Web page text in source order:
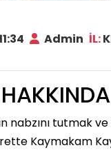
Admin İL:
nabzını tutmak
Kaymakam